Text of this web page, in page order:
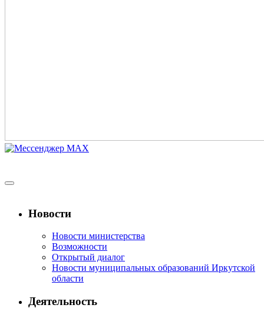
Новости
Новости министерства
Возможности
Открытый диалог
Новости муниципальных образований Иркутской
области
Деятельность